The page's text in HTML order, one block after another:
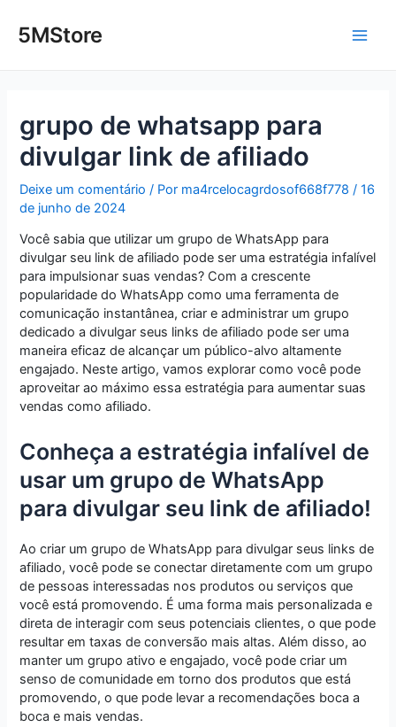
para5MStore
grupo de whatsapp para
divulgar link de afiliado
Deixe um comentário / Por ma4rcelocagrdosof668f778/16
de junho de 2024
Você sabia que utilizar um grupo de WhatsApp para
divulgar seu link de afiliado pode ser uma estratégia infalível
para impulsionar suas vendas? Com a crescente
popularidade do WhatsApp como uma ferramenta de
comunicação instantânea, criar e administrar um grupo
dedicado a divulgar seus links de afiliado pode ser uma
maneira eficaz de alcançar um público-alvo altamente
engajado. Neste artigo, vamos explorar como você pode
aproveitar ao máximo essa estratégia para aumentar suas
vendas como afiliado.
Conheça a estratégia infalível de
usar um grupo de WhatsApp
para divulgar seu link de afiliado!
Ao criar um grupo de WhatsApp para divulgar seus links de
afiliado, você pode se conectar diretamente com um grupo
de pessoas interessadas nos produtos ou serviços que
você está promovendo. É uma forma mais personalizada e
direta de interagir com seus potenciais clientes, o que pode
resultar em taxas de conversão mais altas. Além disso, ao
manter um grupo ativo e engajado, você pode criar um
senso de comunidade em torno dos produtos que está
promovendo, o que pode levar a recomendações boca a
boca e mais vendas.
navigation